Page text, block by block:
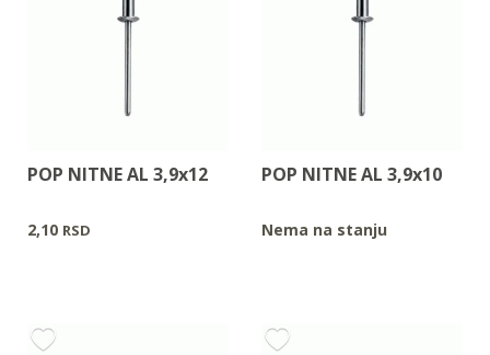
POP NITNE AL 3,9x12
2,10 RSD
POP NITNE AL 3,9x10
Nema na stanju